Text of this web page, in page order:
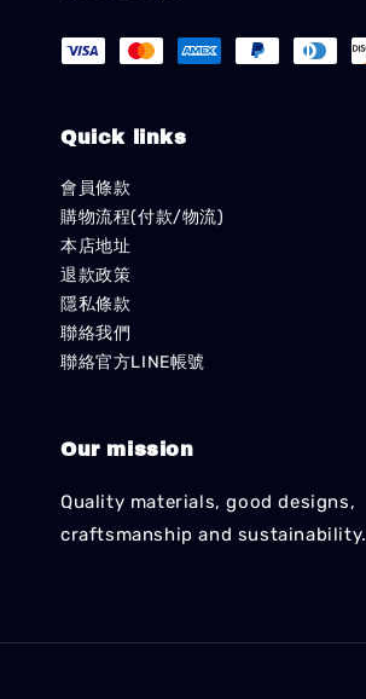
Quick links
會員條款
購物流程(付款/物流)
本店地址
退款政策
隱私條款
聯絡我們
聯絡官方LINE帳號
Our mission
Quality materials, good designs,
craftsmanship and sustainability.